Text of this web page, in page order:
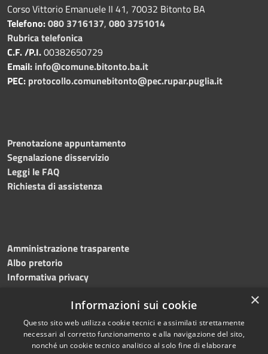
Corso Vittorio Emanuele II 41, 70032 Bitonto BA
Telefono:080 3716137, 080 3751014
Rubrica telefonica
C.F. /P.I.00382650729
Email: info@comune.bitonto.ba.it
PEC: protocollo.comunebitonto@pec.rupar.puglia.it
Prenotazione appuntamento
Segnalazione disservizio
Leggi le FAQ
Richiesta di assistenza
Amministrazione trasparente
Albo pretorio
Informativa privacy
Dichiarazione di accessibilità Meccanismo di feedback ×
Informazioni sui cookie
Questo sito web utilizza cookie tecnici e assimilati strettamente
necessari al corretto funzionamento e alla navigazione del sito,
nonché un cookie tecnico analitico al solo fine di elaborare